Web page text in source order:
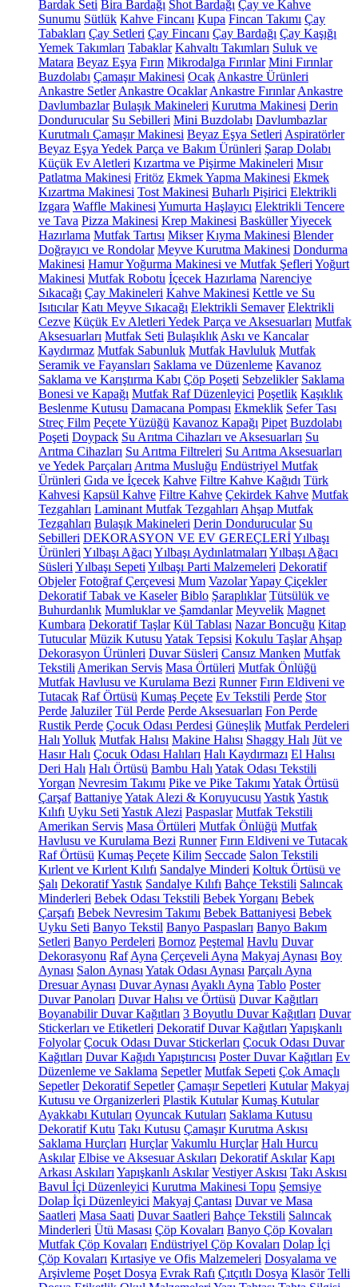
Bardak Seti Bira Bardağı Shot Bardağı Çay ve Kahve
Sunumu Sütlük Kahve Fincanı Kupa Fincan Takımı Çay
Tabakları Çay Setleri Çay Fincanı Çay Bardağı Çay Kaşığı
Yemek Takımları Tabaklar Kahvaltı Takımları Suluk ve
Matara Beyaz Eşya Fırın Mikrodalga Fırınlar Mini Fırınlar
Buzdolabı Çamaşır Makinesi Ocak Ankastre Ürünleri
Ankastre Setler Ankastre Ocaklar Ankastre Fırınlar Ankastre
Davlumbazlar Bulaşık Makineleri Kurutma Makinesi Derin
Dondurucular Su Sebilleri Mini Buzdolabı Davlumbazlar
Kurutmalı Çamaşır Makinesi Beyaz Eşya Setleri Aspiratörler
Beyaz Eşya Yedek Parça ve Bakım Ürünleri Şarap Dolabı
Küçük Ev Aletleri Kızartma ve Pişirme Makineleri Mısır
Patlatma Makinesi Fritöz Ekmek Yapma Makinesi Ekmek
Kızartma Makinesi Tost Makinesi Buharlı Pişirici Elektrikli
Izgara Waffle Makinesi Yumurta Haşlayıcı Elektrikli Tencere
ve Tava Pizza Makinesi Krep Makinesi BasküllerYiyecek
Hazırlama Mutfak Tartısı Mikser Kıyma Makinesi Blender
Doğrayıcı ve Rondolar Meyve Kurutma Makinesi Dondurma
Makinesi Hamur Yoğurma Makinesi ve Mutfak Şefleri Yoğurt
Makinesi Mutfak Robotu İçecek Hazırlama Narenciye
Sıkacağı Çay Makineleri Kahve Makinesi Kettle ve Su
Isıtıcılar Katı Meyve Sıkacağı Elektrikli Semaver Elektrikli
Cezve Küçük Ev Aletleri Yedek Parça ve Aksesuarları Mutfak
Aksesuarları Mutfak Seti Bulaşıklık Askı ve Kancalar
Kaydırmaz Mutfak Sabunluk Mutfak Havluluk Mutfak
Seramik ve Fayansları Saklama ve Düzenleme Kavanoz
Saklama ve Karıştırma Kabı Çöp Poşeti Sebzelikler Saklama
Bonesi ve Kapağı Mutfak Raf Düzenleyici Poşetlik Kaşıklık
Beslenme Kutusu Damacana Pompası Ekmeklik Sefer Tası
Streç Film Peçete Yüzüğü Kavanoz Kapağı Pipet Buzdolabı
Poşeti Doypack Su Arıtma Cihazları ve Aksesuarları Su
Arıtma Cihazları Su Arıtma Filtreleri Su Arıtma Aksesuarları
ve Yedek Parçaları Arıtma Musluğu Endüstriyel Mutfak
Ürünleri Gıda ve İçecek Kahve Filtre Kahve Kağıdı Türk
Kahvesi Kapsül Kahve Filtre Kahve Çekirdek Kahve Mutfak
Tezgahları Laminant Mutfak Tezgahları Ahşap Mutfak
Tezgahları Bulaşık Makineleri Derin Dondurucular Su
Sebilleri DEKORASYON VE EV GEREÇLERİYılbaşı
Ürünleri Yılbaşı Ağacı Yılbaşı Aydınlatmaları Yılbaşı Ağacı
Süsleri Yılbaşı Sepeti Yılbaşı Parti Malzemeleri Dekoratif
Objeler Fotoğraf Çerçevesi Mum VazolarYapay Çiçekler
Dekoratif Tabak ve Kaseler Biblo Şaraplıklar Tütsülük ve
Buhurdanlık Mumluklar ve Şamdanlar Meyvelik Magnet
Kumbara Dekoratif Taşlar Kül Tablası Nazar Boncuğu Kitap
Tutucular Müzik Kutusu Yatak Tepsisi Kokulu Taşlar Ahşap
Dekorasyon Ürünleri Duvar Süsleri Cansız Manken Mutfak
Tekstili Amerikan Servis Masa Örtüleri Mutfak Önlüğü
Mutfak Havlusu ve Kurulama Bezi Runner Fırın Eldiveni ve
Tutacak Raf Örtüsü Kumaş Peçete Ev Tekstili Perde Stor
Perde Jaluziler Tül Perde Perde Aksesuarları Fon Perde
Rustik Perde Çocuk Odası Perdesi Güneşlik Mutfak Perdeleri
Halı Yolluk Mutfak Halısı Makine Halısı Shaggy Halı Jüt ve
Hasır Halı Çocuk Odası Halıları Halı Kaydırmazı El Halısı
Deri Halı Halı Örtüsü Bambu Halı Yatak Odası Tekstili
Yorgan Nevresim Takımı Pike ve Pike Takımı Yatak Örtüsü
Çarşaf BattaniyeYatak Alezi & Koruyucusu YastıkYastık
Kılıfı Uyku Seti Yastık Alezi Paspaslar Mutfak Tekstili
Amerikan Servis Masa Örtüleri Mutfak Önlüğü Mutfak
Havlusu ve Kurulama Bezi Runner Fırın Eldiveni ve Tutacak
Raf Örtüsü Kumaş Peçete Kilim Seccade Salon Tekstili
Kırlent ve Kırlent Kılıfı Sandalye Minderi Koltuk Örtüsü ve
Şalı Dekoratif Yastık Sandalye Kılıfı Bahçe Tekstili Salıncak
Minderleri Bebek Odası Tekstili Bebek Yorganı Bebek
Çarşafı Bebek Nevresim Takımı Bebek Battaniyesi Bebek
Uyku Seti Banyo Tekstil Banyo Paspasları Banyo Bakım
Setleri Banyo Perdeleri Bornoz Peştemal Havlu Duvar
Dekorasyonu Raf Ayna Çerçeveli Ayna Makyaj Aynası Boy
Aynası Salon Aynası Yatak Odası Aynası Parçalı Ayna
Dresuar Aynası Duvar Aynası Ayaklı Ayna Tablo Poster
Duvar Panoları Duvar Halısı ve Örtüsü Duvar Kağıtları
Boyanabilir Duvar Kağıtları 3 Boyutlu Duvar Kağıtları Duvar
Stickerları ve Etiketleri Dekoratif Duvar Kağıtları Yapışkanlı
Folyolar Çocuk Odası Duvar Stickerları Çocuk Odası Duvar
Kağıtları Duvar Kağıdı Yapıştırıcısı Poster Duvar Kağıtları Ev
Düzenleme ve Saklama Sepetler Mutfak Sepeti Çok Amaçlı
Sepetler Dekoratif Sepetler Çamaşır Sepetleri Kutular Makyaj
Kutusu ve Organizerleri Plastik Kutular Kumaş Kutular
Ayakkabı Kutuları Oyuncak Kutuları Saklama Kutusu
Dekoratif Kutu Takı Kutusu Çamaşır Kurutma Askısı
Saklama Hurçları Hurçlar Vakumlu Hurçlar Halı Hurcu
Askılar Elbise ve Aksesuar Askıları Dekoratif Askılar Kapı
Arkası Askıları Yapışkanlı Askılar Vestiyer Askısı Takı Askısı
Bavul İçi Düzenleyici Kurutma Makinesi Topu Şemsiye
Dolap İçi Düzenleyici Makyaj Çantası Duvar ve Masa
Saatleri Masa Saati Duvar Saatleri Bahçe Tekstili Salıncak
Minderleri Ütü Masası Çöp Kovaları Banyo Çöp Kovaları
Mutfak Çöp Kovaları Endüstriyel Çöp Kovaları Dolap İçi
Çöp Kovaları Kırtasiye ve Ofis Malzemeleri Dosyalama ve
Arşivleme Poşet Dosya Evrak Rafı Çıtçıtlı Dosya Klasör Telli